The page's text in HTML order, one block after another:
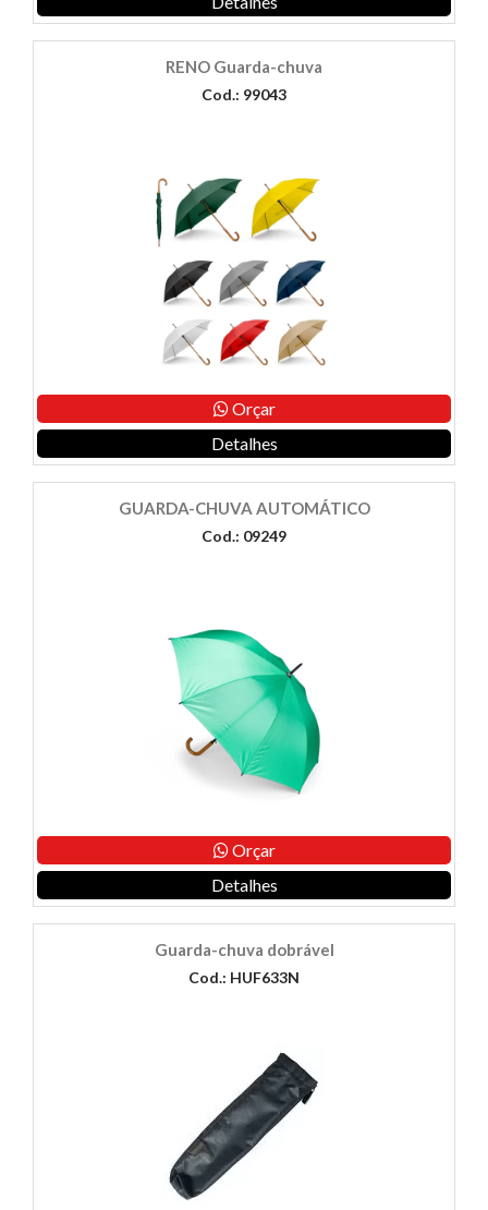
RENO Guarda-chuva
Cod.: 99043
Orçar
Detalhes
GUARDA-CHUVA AUTOMÁTICO
Cod.: 09249
Orçar
Detalhes
Guarda-chuva dobrável
Cod.: HUF633N